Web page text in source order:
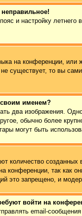
и настройку
на конференции,
не существует, то вы
своим именем?
два изображения.
обычно более
могут быть
количество
конференции, так как
это запрещено, и
войти на
email-